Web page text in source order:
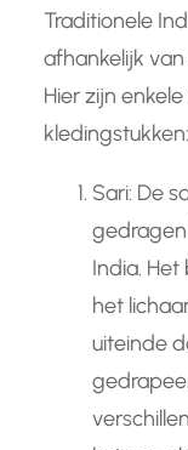
Traditionele
afhankelijk
Hier zijn
kledingstukken:
Sari: De
India.
het
uiteinde